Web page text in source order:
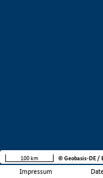
Impressum
100 km © Geobasis-DE /